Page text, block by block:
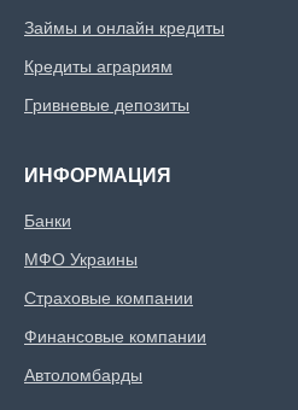
Займы и онлайн кредиты
Кредиты аграриям
Гривневые депозиты
ИНФОРМАЦИЯ
Банки
МФО Украины
Страховые компании
Финансовые компании
Автоломбарды